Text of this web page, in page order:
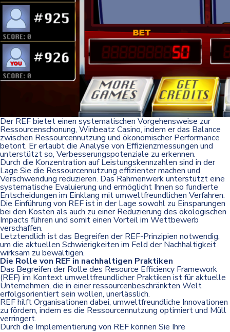
Der REF bietet einen systematischen Vorgehensweise zur
Ressourcenschonung, Winbeatz Casino, indem er das Balance
zwischen Ressourcennutzung und ökonomischer Performance
betont. Er erlaubt die Analyse von Effizienzmessungen und
unterstützt so, Verbesserungspotenziale zu erkennen.
Durch die Konzentration auf Leistungskennzahlen sind in der
Lage Sie die Ressourcennutzung effizienter machen und
Verschwendung reduzieren. Das Rahmenwerk unterstützt eine
systematische Evaluierung und ermöglicht Ihnen so fundierte
Entscheidungen im Einklang mit umweltfreundlichen Verfahren.
Die Einführung von REF ist in der Lage sowohl zu Einsparungen
bei den Kosten als auch zu einer Reduzierung des ökologischen
Impacts führen und somit einen Vorteil im Wettbewerb
verschaffen.
Letztendlich ist das Begreifen der REF-Prinzipien notwendig,
um die aktuellen Schwierigkeiten im Feld der Nachhaltigkeit
wirksam zu bewältigen.
Die Rolle von REF in nachhaltigen Praktiken
Das Begreifen der Rolle des Resource Efficiency Framework
(REF) im Kontext umweltfreundlicher Praktiken ist für aktuelle
Unternehmen, die in einer ressourcenbeschränkten Welt
erfolgsorientiert sein wollen, unerlässlich.
REF hilft Organisationen dabei, umweltfreundliche Innovationen
zu fördern, indem es die Ressourcennutzung optimiert und Müll
verringert.
Durch die Implementierung von REF können Sie Ihre